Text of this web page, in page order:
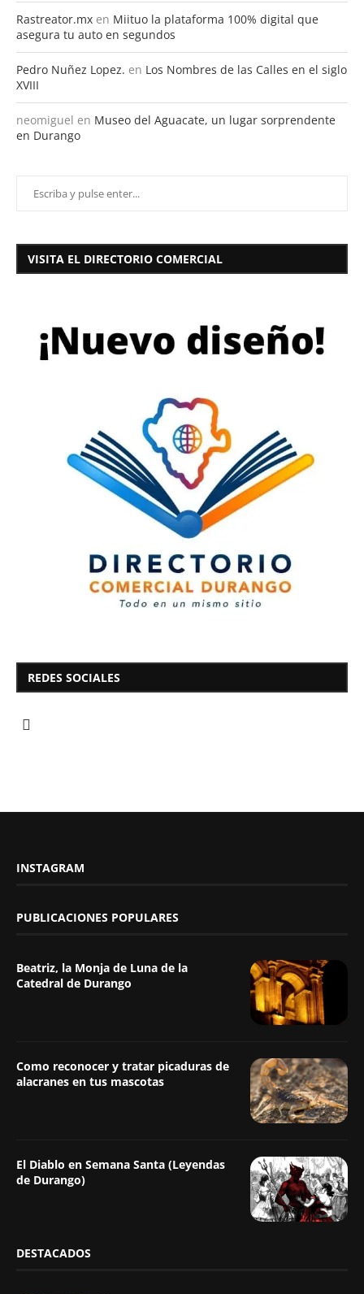
Rastreator.mx en Miituo la plataforma 100% digital que
asegura tu auto en segundos
Pedro Nuñez Lopez. en Los Nombres de las Calles en el siglo
XVIII
neomiguel en Museo del Aguacate, un lugar sorprendente
en Durango
VISITA EL DIRECTORIO COMERCIAL
REDES SOCIALES
INSTAGRAM
PUBLICACIONES POPULARES
Beatriz, la Monja de Luna de la
Catedral de Durango
Como reconocer y tratar picaduras de
alacranes en tus mascotas
El Diablo en Semana Santa (Leyendas
de Durango)
DESTACADOS